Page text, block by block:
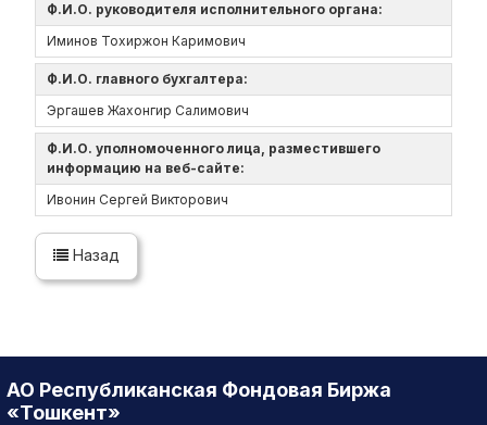
Ф.И.О. руководителя исполнительного органа:
Иминов Тохиржон Каримович
Ф.И.О. главного бухгалтера:
Эргашев Жахонгир Салимович
Ф.И.О. уполномоченного лица, разместившего
информацию на веб-сайте:
Ивонин Сергей Викторович
Назад
АО Республиканская Фондовая Биржа
«Тошкент»